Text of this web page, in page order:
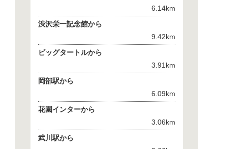
6.14km
渋沢栄一記念館から
9.42km
ビッグタートルから
3.91km
岡部駅から
6.09km
花園インターから
3.06km
武川駅から